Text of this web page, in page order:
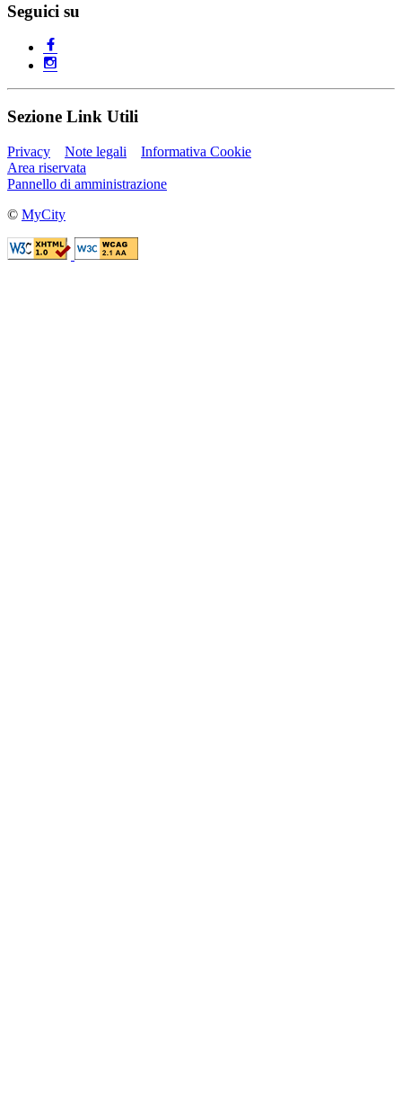
Seguici su
Sezione Link Utili
Privacy Note legali
Informativa Cookie
Area riservata
Pannello di amministrazione
© MyCity